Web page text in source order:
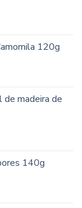
120g
de madeira de
140g